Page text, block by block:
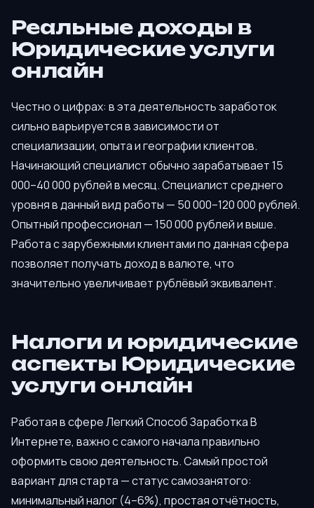
Реальные доходы в
Юридические услуги
онлайн
Честно о цифрах: в эта деятельность заработок
сильно варьируется в зависимости от
специализации, опыта и географии клиентов.
Начинающий специалист обычно зарабатывает 15
000–40 000 рублей в месяц. Специалист среднего
уровня в данный вид работы — 50 000–120 000 рублей.
Опытный профессионал — 150 000 рублей и выше.
Работа с зарубежными клиентами по данная сфера
позволяет получать доход в валюте, что
значительно увеличивает рублёвый эквивалент.
Налоги и юридические
аспекты Юридические
услуги онлайн
Работая в сфере Легкий Способ Заработка В
Интернете, важно с самого начала правильно
оформить свою деятельность. Самый простой
вариант для старта — статус самозанятого:
минимальный налог (4–6%), простая отчётность,